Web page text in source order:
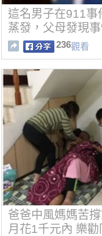
這名男子在911事
蒸發，父母發現
236觀看
爸爸中風媽媽苦
月花1千元內 樂勸